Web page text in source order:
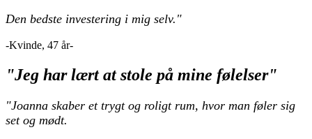
Den bedste investering i mig selv."
-Kvinde, 47 år-
"Jeg har lært at stole på mine følelser"
"Joanna skaber et trygt og roligt rum, hvor man føler sig
set og mødt.